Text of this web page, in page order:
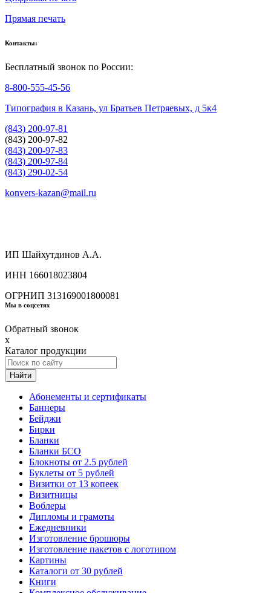
Прямая печать
Контакты:
Бесплатный звонок по России:
8-800-555-45-56
Типография в Казань, ул Братьев Петряевых, д 5к4
(843) 200-97-81
(843) 200-97-82
(843) 200-97-83
(843) 200-97-84
(843) 290-02-54
konvers-kazan@mail.ru
ИП Шайхутдинов А.А.
ИНН 166018023804
ОГРНИП 313169001800081
Мы в соцсетях
Обратный звонок
x
Каталог продукции
Найти
Абонементы и сертификаты
Баннеры
Бейджи
Бирки
Бланки
Бланки БСО
Блокноты от 2.5 рублей
Буклеты от 5 рублей
Визитки от 13 копеек
Визитницы
Воблеры
Дипломы и грамоты
Ежедневники
Изготовление брошюры
Изготовление пакетов с логотипом
Картины
Каталоги от 30 рублей
Книги